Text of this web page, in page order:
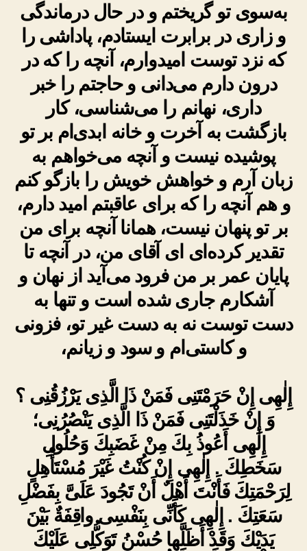
به‌سوی تو گریختم و در حال درماندگی
و زاری در برابرت ایستادم، پاداشی را
که نزد توست امیدوارم، آنچه را که در
درون دارم می‌دانی و حاجتم را خبر
داری، نهانم را می‌شناسی، کار
بازگشت به آخرت و خانه ابدی‌ام بر تو
پوشیده نیست و آنچه می‌خواهم به
زبان آرم و خواهش خویش را بازگو کنم
و هم آنچه را که برای عاقبتم امید دارم،
بر تو پنهان نیست، همانا آنچه برای من
تقدیر کرده‌ای ای آقای من، در آنچه تا
پایان عمر بر من فرود می‌آید از نهان و
آشکارم جاری شده است و تنها به
دست توست نه به دست غیر تو، فزونی
و کاستی‌ام و سود و زیانم،
إِلٰهِى إِنْ حَرَمْتَنِى فَمَنْ ذَا الَّذِى يَرْزُقُنِى ؟
وَ إِنْ خَذَلْتَنِى فَمَنْ ذَا الَّذِى يَنْصُرُنِى؛
إِلٰهِى أَعُوذُ بِكَ مِنْ غَضَبِكَ وَحُلُولِ
سَخَطِكَ . إِلٰهِى إِنْ كُنْتُ غَيْرَ مُسْتَأْهِلٍ
لِرَحْمَتِكَ فَأَنْتَ أَهْلٌ أَنْ تَجُودَ عَلَىَّ بِفَضْلِ
سَعَتِكَ . إِلٰهِى كَأَنِّى بِنَفْسِى واقِفَةٌ بَيْنَ
يَدَيْكَ وَقَدْ أَظَلَّها حُسْنُ تَوَكُّلِى عَلَيْكَ